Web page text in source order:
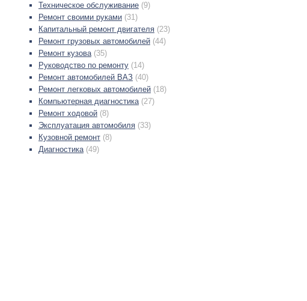
Техническое обслуживание (9)
Ремонт своими руками (31)
Капитальный ремонт двигателя (23)
Ремонт грузовых автомобилей (44)
Ремонт кузова (35)
Руководство по ремонту (14)
Ремонт автомобилей ВАЗ (40)
Ремонт легковых автомобилей (18)
Компьютерная диагностика (27)
Ремонт ходовой (8)
Эксплуатация автомобиля (33)
Кузовной ремонт (8)
Диагностика (49)